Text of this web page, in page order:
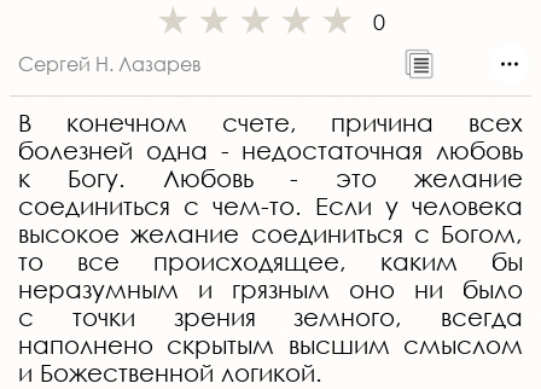
0
Сергей Н. Лазарев
В конечном счете, причина всех
болезней одна - недостаточная любовь
к Богу. Любовь - это желание
соединиться с чем-то. Если у человека
высокое желание соединиться с Богом,
то все происходящее, каким бы
неразумным и грязным оно ни было
с точки зрения земного, всегда
наполнено скрытым высшим смыслом
и Божественной логикой.